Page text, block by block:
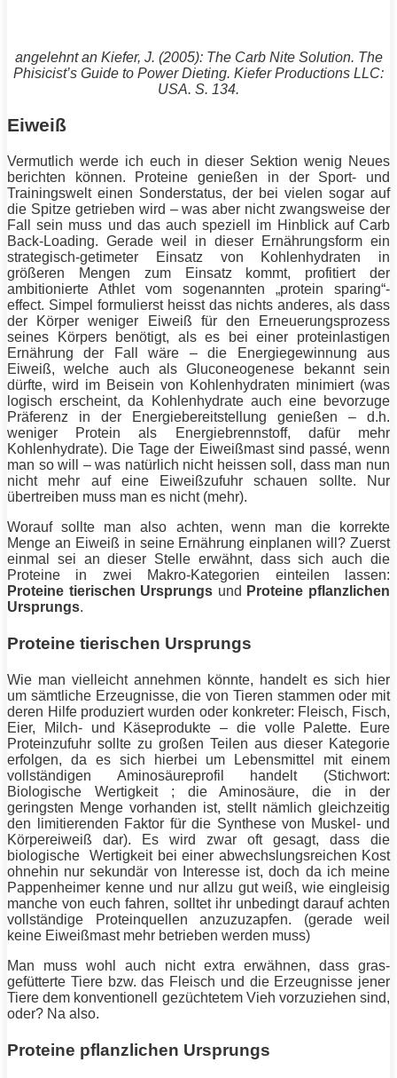
angelehnt an Kiefer, J. (2005): The Carb Nite Solution. The
Phisicist’s Guide to Power Dieting. KieferProductions LLC:
USA. S. 134.
Eiweiß
Vermutlich werde ich euch in dieser Sektion wenig Neues
berichten können. Proteine genießen in der Sport- und
Trainingswelt einen Sonderstatus, der bei vielen sogar auf
die Spitze getrieben wird – was aber nicht zwangsweise der
Fall sein muss und das auch speziell im Hinblick auf Carb
Back-Loading. Gerade weil in dieser Ernährungsform ein
strategisch-getimeter Einsatz von Kohlenhydraten in
größeren Mengen zum Einsatz kommt, profitiert der
ambitionierte Athletvom sogenannten „protein sparing“-
effect. Simpel formulierst heisst das nichts anderes, als dass
der Körper weniger
Eiweiß für den Erneuerungsprozess
seines Körpers benötigt, als es bei einer proteinlastigen
Ernährung der Fall wäre – die Energiegewinnung aus
Eiweiß, welche auch als Gluconeogenese bekannt sein
dürfte, wird im Beisein von Kohlenhydraten minimiert (was
logisch erscheint, da Kohlenhydrate auch eine bevorzuge
Präferenz in der Energiebereitstellung genießen – d.h.
weniger
Protein als Energiebrennstoff, dafür mehr
Kohlenhydrate). Die Tage der Eiweißmast sind passé, wenn
man so will – was natürlich nicht heissen soll, dass man nun
nicht mehr auf eine Eiweißzufuhr schauen sollte. Nur
übertreiben muss man es nicht (mehr).
Worauf sollte man also achten, wenn man die korrekte
Menge an Eiweiß in seine Ernährung einplanen will? Zuerst
einmal sei an dieser Stelle erwähnt, dass sich auch die
Proteine in zwei Makro-Kategorien einteilen lassen:
Proteine tierischen Ursprungs und Proteine pflanzlichen
Ursprungs.
Proteine tierischen Ursprungs
Wie man vielleicht annehmen könnte, handelt es sich hier
um sämtliche Erzeugnisse, die von Tieren stammen oder mit
deren Hilfe produziert wurden oder konkreter: Fleisch, Fisch,
Eier, Milch- und Käseprodukte – die volle Palette. Eure
Proteinzufuhr sollte zu großen Teilen aus dieser Kategorie
erfolgen, da es sich hierbei um Lebensmittel mit einem
vollständigen Aminosäureprofil handelt (Stichwort:
Biologische Wertigkeit ; die Aminosäure, die in der
geringsten Menge vorhanden ist, stellt nämlich gleichzeitig
den limitierenden Faktor für die Synthese von Muskel- und
Körpereiweiß dar). Es wird zwar oft gesagt, dass die
biologische Wertigkeit bei einer abwechslungsreichen Kost
ohnehin nur sekundär von Interesse ist, doch da ich meine
Pappenheimer kenne und nur allzu gut weiß, wie eingleisig
manche von euch fahren, solltet ihr unbedingt darauf achten
vollständige Proteinquellen anzuzuzapfen. (gerade weil
keine Eiweißmast mehr betrieben werden muss)
Man muss wohl auch nicht extra erwähnen, dass gras-
gefütterte Tiere bzw. das Fleisch und die Erzeugnisse jener
Tiere dem konventionell gezüchtetem Vieh vorzuziehen sind,
oder? Na also.
Proteine pflanzlichen Ursprungs